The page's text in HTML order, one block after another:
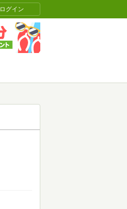
ログイン